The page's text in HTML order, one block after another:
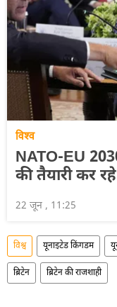
विश्व
NATO-EU
की तैयारी कर
22 जून , 11:25
विश्व यूनाइटेड किंगडम
ब्रिटेन ब्रिटेन की राजशाही